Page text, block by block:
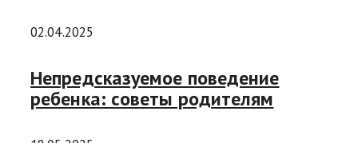
02.04.2025
Непредсказуемое поведение
ребенка: советы родителям